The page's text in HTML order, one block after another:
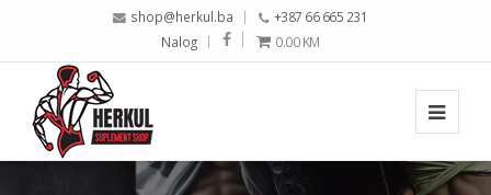
shop@herkul.ba
+387 66 665 231
Nalog
0.00KM